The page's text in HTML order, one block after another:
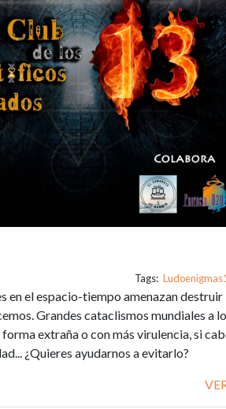
Tags:
en el espacio-tiempo amenazan destruir
Grandes cataclismos mundiales a
extraña o con más virulencia, si
¿Quieres ayudarnos a evitarlo?